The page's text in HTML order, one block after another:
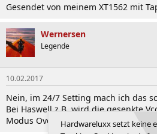
Gesendet von meinem XT1562 mit
Wernersen
Legende
10.02.2017
Nein, im 24/7 Setting mach ich das
Bei Haswell z.B. wird die gesenkte
Modus Override nur nicht von CPU-Z
Hardwareluxx setzt keine